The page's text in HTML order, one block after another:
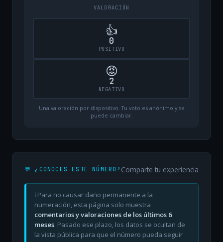
VALORACIÓN
👍
0
POSITIVO
😡
2
NEGATIVO
Una valoración por dispositivo. Tu voto es anónimo y se
puede cambiar.
💬 ¿CONOCES ESTE NÚMERO? Comparte tu experiencia
ℹ️ Para no causar daño permanente a la
numeración, esta página solo muestra
comentarios y valoraciones de los últimos 6
meses. Pasado ese plazo, los datos se ocultan de
la vista pública para que el número pueda seguir